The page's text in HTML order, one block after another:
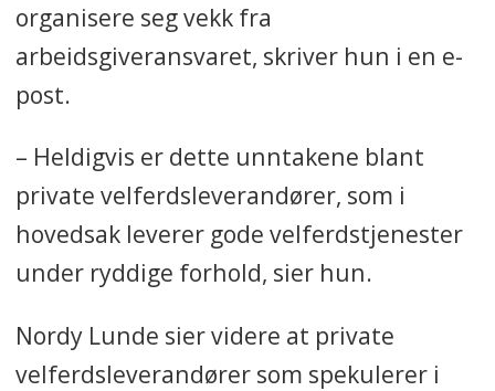
organisere seg vekk fra
arbeidsgiveransvaret, skriver hun i en e-
post.
– Heldigvis er dette unntakene blant
private velferdsleverandører, som i
hovedsak leverer gode velferdstjenester
under ryddige forhold, sier hun.
Nordy Lunde sier videre at private
velferdsleverandører som spekulerer i